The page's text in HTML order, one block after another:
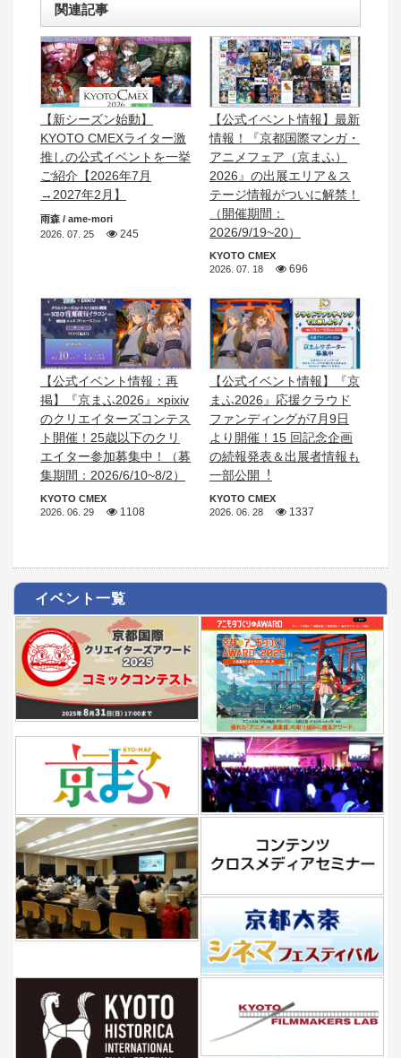
関連記事
【新シーズン始動】
KYOTO CMEXライター激
推しの公式イベントを一挙
ご紹介【2026年7月
→2027年2月】
雨森 / ame-mori
2026. 07. 25
245
【公式イベント情報】最新
情報！『京都国際マンガ・
アニメフェア（京まふ）
2026』の出展エリア＆ス
テージ情報がついに解禁！
（開催期間：
2026/9/19~20）
KYOTO CMEX
2026. 07. 18
696
【公式イベント情報：再
掲】『京まふ2026』×pixiv
のクリエイターズコンテス
ト開催！25歳以下のクリ
エイター参加募集中！（募
集期間：2026/6/10~8/2）
KYOTO CMEX
2026. 06. 29
1108
【公式イベント情報】『京
まふ2026』応援クラウド
ファンディングが7月9日
より開催！15 回記念企画
の続報発表＆出展者情報も
一部公開︕
KYOTO CMEX
2026. 06. 28
1337
イベント一覧